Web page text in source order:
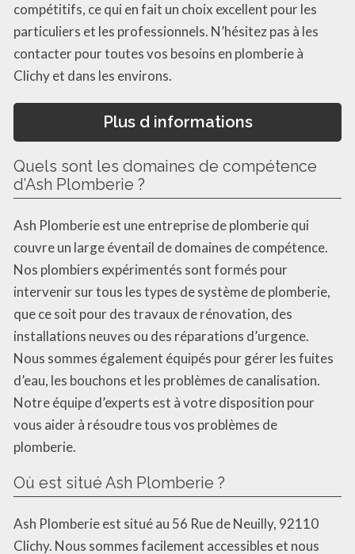
compétitifs, ce qui en fait un choix excellent pour les
particuliers et les professionnels. N’hésitez pas à les
contacter pour toutes vos besoins en plomberie à
Clichy et dans les environs.
Plus d informations
Quels sont les domaines de compétence
d’Ash Plomberie ?
Ash Plomberie est une entreprise de plomberie qui
couvre un large éventail de domaines de compétence.
Nos plombiers expérimentés sont formés pour
intervenir sur tous les types de système de plomberie,
que ce soit pour des travaux de rénovation, des
installations neuves ou des réparations d’urgence.
Nous sommes également équipés pour gérer les fuites
d’eau, les bouchons et les problèmes de canalisation.
Notre équipe d’experts est à votre disposition pour
vous aider à résoudre tous vos problèmes de
plomberie.
Où est situé Ash Plomberie ?
Ash Plomberie est situé au 56 Rue de Neuilly, 92110
Clichy. Nous sommes facilement accessibles et nous